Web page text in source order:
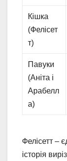
Кішка
(Фелісет
т)
Павуки
(Аніта і
Арабелл
а)
Фелісетт –
історія